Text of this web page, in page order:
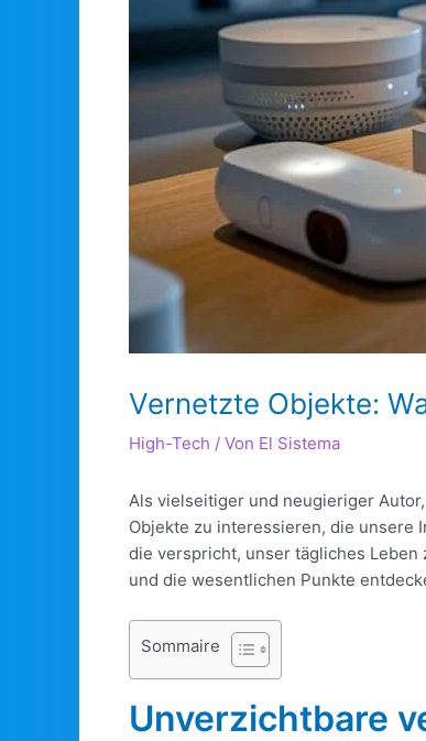
Vernetzte Objekte:
High-Tech / Von El Sistema
Als vielseitiger und neugieriger
Objekte zu interessieren, die unsere
die verspricht, unser tägliches Leben
und die wesentlichen Punkte
Sommaire
Unverzichtbare